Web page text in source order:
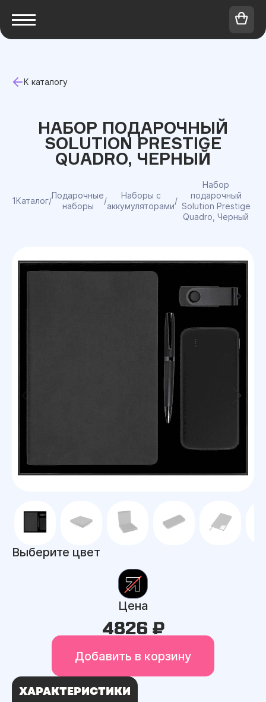
К каталогу
НАБОР ПОДАРОЧНЫЙ
SOLUTION PRESTIGE
QUADRO, ЧЕРНЫЙ
1Каталог/
Подарочные
наборы
/
Наборы с
аккумуляторами
/
Набор
подарочный
Solution Prestige
Quadro, Черный
Выберите цвет
Цена
4826 ₽
Добавить в корзину
ХАРАКТЕРИСТИКИ